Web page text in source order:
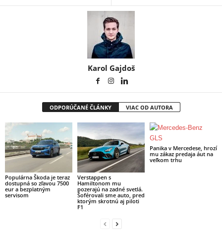
Karol Gajdoš
ODPORÚČANÉ ČLÁNKY VIAC OD AUTORA
Populárna Škoda je teraz
dostupná so zľavou 7500
eur a bezplatným
servisom
Verstappen s
Hamiltonom mu
pozerajú na zadné svetlá.
Šoférovali sme auto, pred
ktorým skrotnú aj piloti
F1
Panika v Mercedese, hrozí
mu zákaz predaja áut na
veľkom trhu